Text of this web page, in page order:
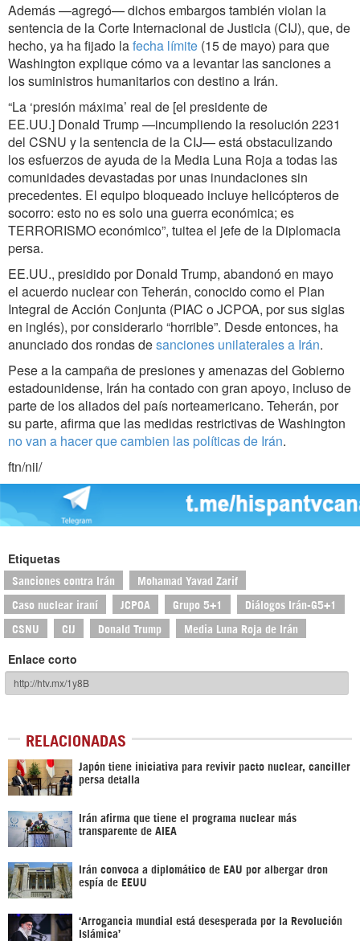
Además —agregó— dichos embargos también violan la
sentencia de la Corte Internacional de Justicia (CIJ), que, de
hecho, ya ha fijado lafecha límite (15 de mayo) para que
Washington explique cómo va a levantar las sanciones a
los suministros humanitarios con destino a Irán.
“La ‘presión máxima’ real de [el presidente de
EE.UU.] Donald Trump —incumpliendo la resolución 2231
del CSNU y la sentencia de la CIJ— está obstaculizando
los esfuerzos de ayuda de la Media Luna Roja a todas las
comunidades devastadas por unas inundaciones sin
precedentes. El equipo bloqueado incluye helicópteros de
socorro: esto no es solo una guerra económica; es
TERRORISMO económico”, tuitea el jefe de la Diplomacia
persa.
EE.UU., presidido por Donald Trump, abandonó en mayo
el acuerdo nuclear con Teherán, conocido como el Plan
Integral de Acción Conjunta (PIAC o JCPOA, por sus siglas
en inglés), por considerarlo “horrible”. Desde entonces, ha
anunciado dos rondas desanciones unilaterales a Irán.
Pese a la campaña de presiones y amenazas del Gobierno
estadounidense, Irán ha contado con gran apoyo, incluso de
parte de los aliados del país norteamericano. Teherán, por
su parte, afirma que las medidas restrictivas de Washington
no van a hacer que cambien las políticas de Irán.
ftn/nii/
Etiquetas
Sanciones contra Irán Mohamad Yavad Zarif
Caso nuclear iraní JCPOA Grupo 5+1 Diálogos Irán-G5+1
CSNU CIJ Donald Trump Media Luna Roja de Irán
Enlace corto
RELACIONADAS
Japón tiene iniciativa para revivir pacto nuclear, canciller
persa detalla
Irán afirma que tiene el programa nuclear más
transparente de AIEA
Irán convoca a diplomático de EAU por albergar dron
espía de EEUU
‘Arrogancia mundial está desesperada por la Revolución
Islámica’